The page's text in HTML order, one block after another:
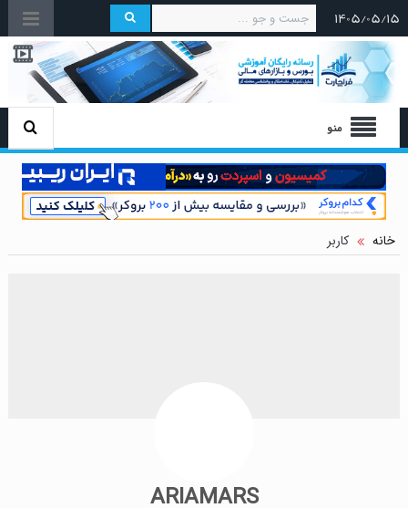
۱۴۰۵/۰۵/۱۵
منو
خانه کاربر
ARIAMARS